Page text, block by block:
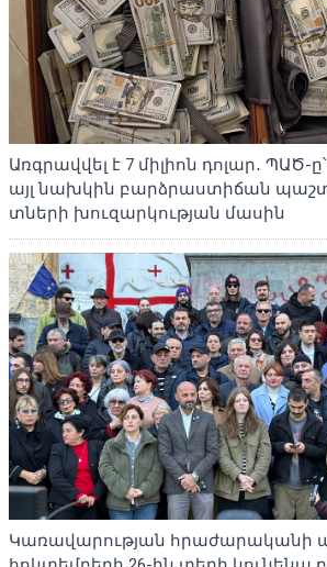
Առգրավվել է 7 միլիոն դոլար․ ՊԱԾ-
այլ նախկին բարձրաստիճան
տների խուզարկության մասին
Կառավարության հրաժարականի